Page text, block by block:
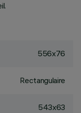
556x76
Rectangulaire
543x63